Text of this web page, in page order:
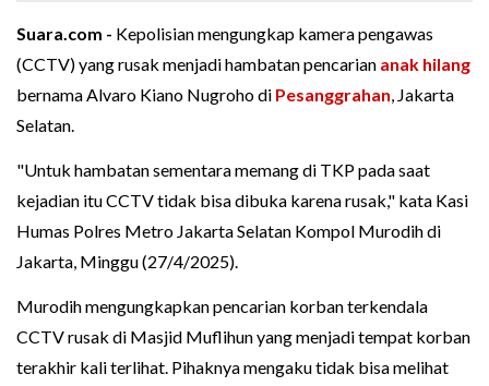
Suara.com - Kepolisian mengungkap kamera pengawas
(CCTV) yang rusak menjadi hambatan pencarian anak hilang
bernama Alvaro Kiano Nugroho di Pesanggrahan, Jakarta
Selatan.
"Untuk hambatan sementara memang di TKP pada saat
kejadian itu CCTV tidak bisa dibuka karena rusak," kata Kasi
Humas Polres Metro Jakarta Selatan Kompol Murodih di
Jakarta, Minggu (27/4/2025).
Murodih mengungkapkan pencarian korban terkendala
CCTV rusak di Masjid Muflihun yang menjadi tempat korban
terakhir kali terlihat. Pihaknya mengaku tidak bisa melihat